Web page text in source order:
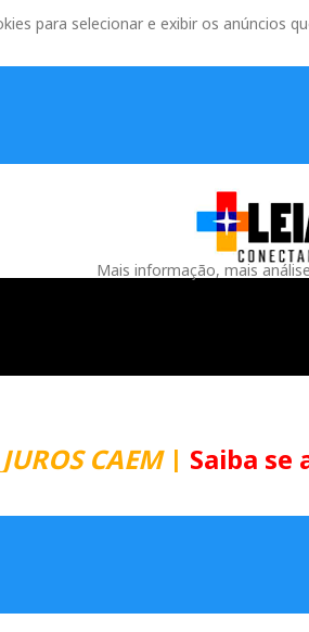
para selecionar e exibir os anúncios
Mais informação, mais
JUROS CAEM| Saiba se